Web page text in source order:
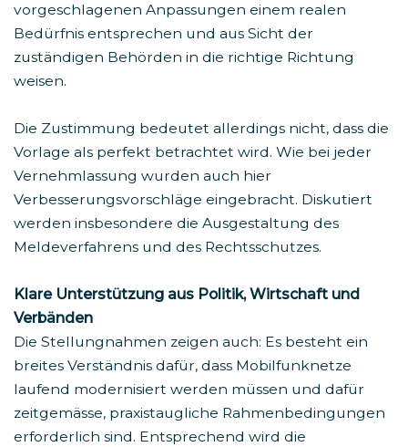
vorgeschlagenen Anpassungen einem realen
Bedürfnis entsprechen und aus Sicht der
zuständigen Behörden in die richtige Richtung
weisen.
Die Zustimmung bedeutet allerdings nicht, dass die
Vorlage als perfekt betrachtet wird. Wie bei jeder
Vernehmlassung wurden auch hier
Verbesserungsvorschläge eingebracht. Diskutiert
werden insbesondere die Ausgestaltung des
Meldeverfahrens und des Rechtsschutzes.
Klare Unterstützung aus Politik, Wirtschaft und
Verbänden
Die Stellungnahmen zeigen auch: Es besteht ein
breites Verständnis dafür, dass Mobilfunknetze
laufend modernisiert werden müssen und dafür
zeitgemässe, praxistaugliche Rahmenbedingungen
erforderlich sind. Entsprechend wird die